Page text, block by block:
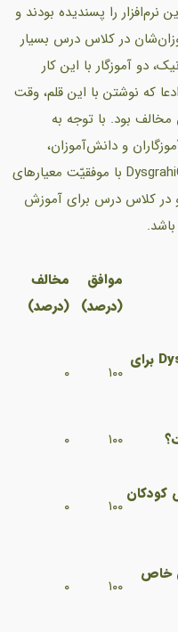
را پسندیده بودند و
در کلاس درس بسیار
دو آموزگار با این کار
که نوشتن با این قلم، وقت
مخالف بود. با توجه به
و دانش‌آموزان،
می‌توان نتیجه گرفت که نرم‌افزار DysgrahiCoach با موفقیّت معیارهای
در کلاس درس برای آموزش
موافق
(درصد)
مخالف
(درصد)
برای
۱۰۰ ۰
۱۰۰ ۰
کودکان
۱۰۰ ۰
خاص
۱۰۰ ۰